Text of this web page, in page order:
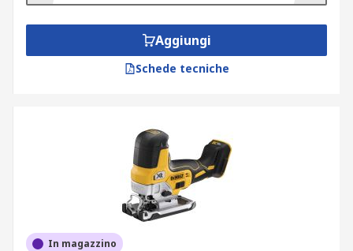
Aggiungi
Schede tecniche
In magazzino